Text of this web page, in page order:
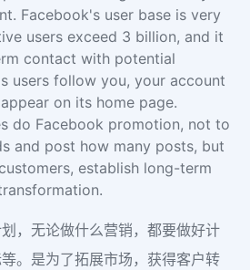
Facebook's user base is very
users exceed 3 billion, and it
contact with potential
users follow you, your account
on its home page.
do Facebook promotion, not to
and post how many posts, but
establish long-term
，无论做什么营销，都要做好计
。是为了拓展市场，获得客户转